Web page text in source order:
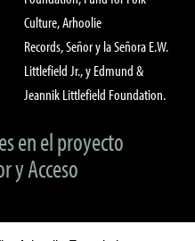
Culture, Arhoolie
Records, Señor y la Señora E.W.
Littlefield Jr., y Edmund &
Jeannik Littlefield Foundation.
en el proyecto
y Acceso